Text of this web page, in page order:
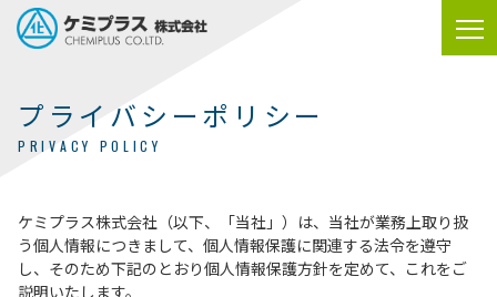
プライバシーポリシー
PRIVACY POLICY
ケミプラス株式会社（以下、「当社」）は、当社が業務上取り扱
う個人情報につきまして、個人情報保護に関連する法令を遵守
し、そのため下記のとおり個人情報保護方針を定めて、これをご
説明いたします。